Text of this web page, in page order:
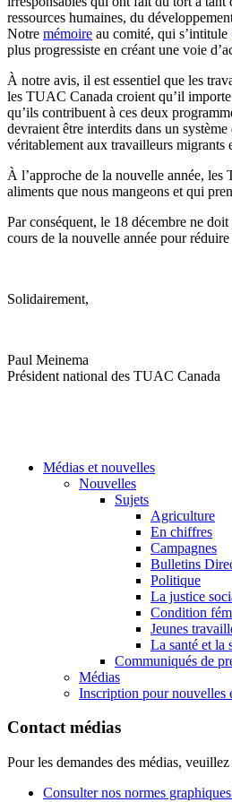
ressources humaines, du
Notre mémoire au comité, qui s’intitule
plus progressiste en créant une voie
À notre avis, il est essentiel que les
les TUAC Canada croient qu’il
qu’ils contribuent à ces deux
devraient être interdits dans un
véritablement aux travailleurs migrants
À l’approche de la nouvelle année, les
aliments que nous mangeons et qui
Par conséquent, le 18 décembre ne
cours de la nouvelle année pour
Solidairement,
Paul Meinema
Président national des TUAC Canada
Médias et nouvelles
Nouvelles
Sujets
Agriculture
En chiffres
Campagnes
Bulletins
Politique
La justice
Condition
Jeunes
La santé et la
Communiqués de
Médias
Inscription pour nouvelles
Contact médias
Pour les demandes des médias,
Consulter nos normes